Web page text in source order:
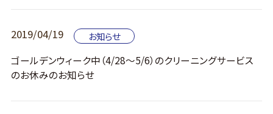
ゴールデンウィーク中（4/28～5/6）のクリーニングサービス
のお休みのお知らせ
2019/04/19 お知らせ